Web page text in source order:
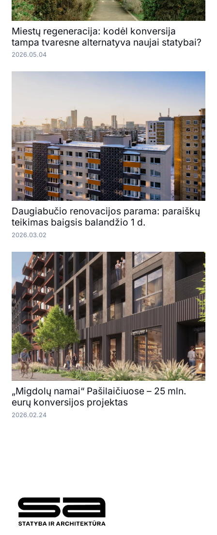
Miestų regeneracija: kodėl konversija
tampa tvaresne alternatyva naujai statybai?
2026.05.04
Daugiabučio renovacijos parama: paraiškų
teikimas baigsis balandžio 1 d.
2026.03.02
„Migdolų namai“ Pašilaičiuose – 25 mln.
eurų konversijos projektas
2026.02.24